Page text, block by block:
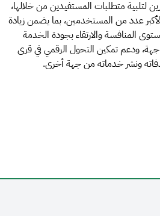
لتلبية متطلبات المستفيدين من خلالها،
عدد من المستخدمين، بما يضمن زيادة
المنافسة والارتقاء بجودة الخدمة
ودعم تمكين التحول الرقمي في قرى
ونشر خدماته من جهة أخرى.